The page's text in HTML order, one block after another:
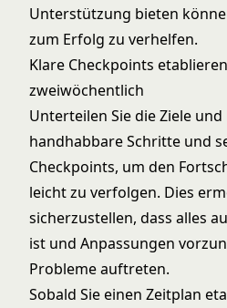
Unterstützung bieten
zum Erfolg zu verhelfen.
Klare Checkpoints
zweiwöchentlich
Unterteilen Sie die Ziele
handhabbare Schritte und
Checkpoints, um den
leicht zu verfolgen. Dies
sicherzustellen, dass alles
ist und Anpassungen
Probleme auftreten.
Sobald Sie einen Zeitplan